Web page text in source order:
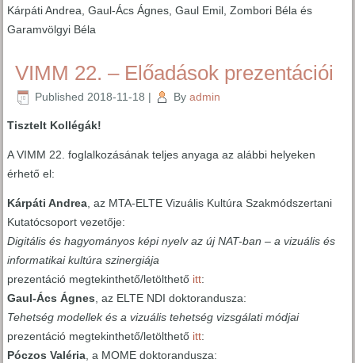
Kárpáti Andrea, Gaul-Ács Ágnes, Gaul Emil, Zombori Béla és
Garamvölgyi Béla
VIMM 22. – Előadások prezentációi
Published 2018-11-18 | By admin
Tisztelt Kollégák!
A VIMM 22. foglalkozásának teljes anyaga az alábbi helyeken
érhető el:
Kárpáti Andrea , az MTA-ELTE Vizuális Kultúra Szakmódszertani
Kutatócsoport vezetője:
Digitális és hagyományos képi nyelv az új NAT-ban – a vizuális és
informatikai kultúra szinergiája
prezentáció megtekinthető/letölthető itt:
Gaul-Ács Ágnes , az ELTE NDI doktorandusza:
Tehetség modellek és a vizuális tehetség vizsgálati módjai
prezentáció megtekinthető/letölthető itt:
Póczos Valéria , a MOME doktorandusza: